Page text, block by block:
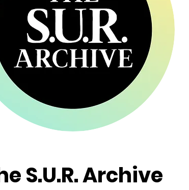
S.U.R. Archive